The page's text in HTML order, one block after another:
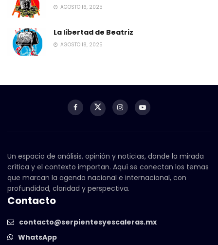
AGOSTO 16, 2025
La libertad de Beatriz
AGOSTO 18, 2025
Un espacio de análisis, opinión y noticias, donde la mirada
crítica y el contexto importan. Aquí se conectan los temas
que marcan la agenda nacional e internacional, con
profundidad, claridad y perspectiva.
Contacto
contacto@serpientesyescaleras.mx
WhatsApp